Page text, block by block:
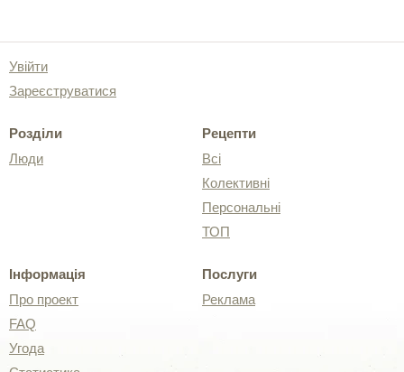
Увійти
Зареєструватися
Розділи
Люди
Рецепти
Всі
Колективні
Персональні
ТОП
Інформація
Про проект
FAQ
Угода
Послуги
Реклама